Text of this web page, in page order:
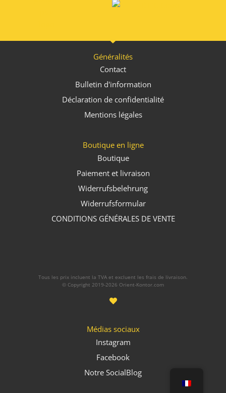
Généralités
Contact
Bulletin d'information
Déclaration de confidentialité
Mentions légales
Boutique en ligne
Boutique
Paiement et livraison
Widerrufsbelehrung
Widerrufsformular
CONDITIONS GÉNÉRALES DE VENTE
Tous les prix incluent la TVA et excluent les frais de livraison.
© Copyright 2019-2026 Orient-Kontor.com
Médias sociaux
Instagram
Facebook
Notre SocialBlog